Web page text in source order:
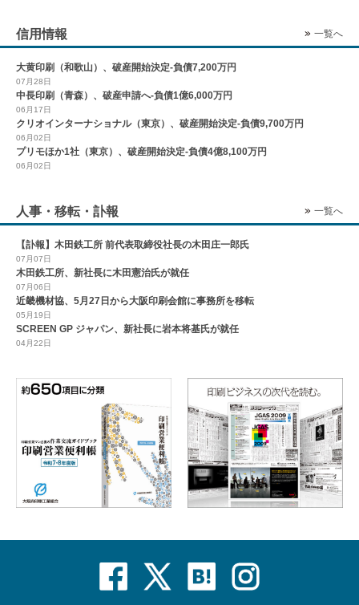
信用情報 一覧へ
大黄印刷（和歌山）、破産開始決定-負債7,200万円
07月28日
中長印刷（青森）、破産申請へ-負債1億6,000万円
06月17日
クリオインターナショナル（東京）、破産開始決定-負債9,700万円
06月02日
プリモほか1社（東京）、破産開始決定-負債4億8,100万円
06月02日
人事・移転・訃報 一覧へ
【訃報】木田鉄工所 前代表取締役社長の木田庄一郎氏
07月07日
木田鉄工所、新社長に木田憲治氏が就任
07月06日
近畿機材協、5月27日から大阪印刷会館に事務所を移転
05月19日
SCREEN GP ジャパン、新社長に岩本将基氏が就任
04月22日